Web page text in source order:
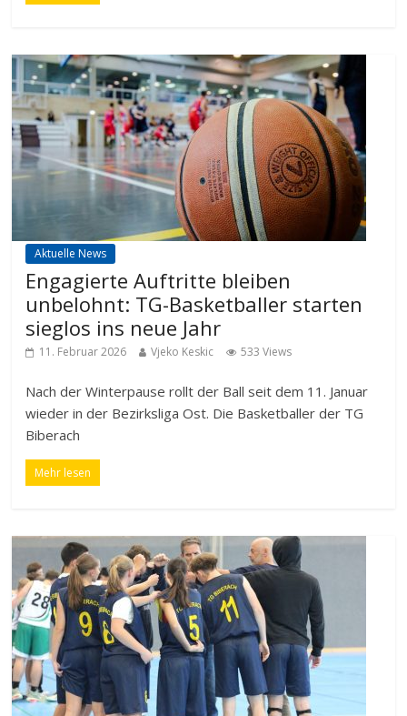
Aktuelle News
Engagierte Auftritte bleiben
unbelohnt: TG-Basketballer starten
sieglos ins neue Jahr
11. Februar 2026 Vjeko Keskic 533 Views
Nach der Winterpause rollt der Ball seit dem 11. Januar
wieder in der Bezirksliga Ost. Die Basketballer der TG
Biberach
Mehr lesen